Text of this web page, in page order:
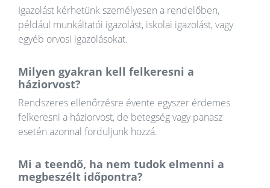
Igazolást kérhetünk személyesen a rendelőben,
például munkáltatói igazolást, iskolai igazolást, vagy
egyéb orvosi igazolásokat.
Milyen gyakran kell felkeresni a
háziorvost?
Rendszeres ellenőrzésre évente egyszer érdemes
felkeresni a háziorvost, de betegség vagy panasz
esetén azonnal forduljunk hozzá.
Mi a teendő, ha nem tudok elmenni a
megbeszélt időpontra?